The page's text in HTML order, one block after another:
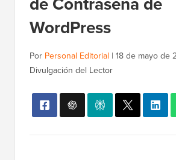
WordPress
Por Personal Editorial | 18 de mayo de
Divulgación del Lector